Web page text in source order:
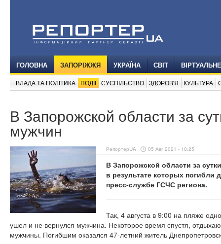
ГОЛОВНА ЗАПОРІЖЖЯ УКРАЇНА СВІТ
ВЛАДА ТА ПОЛІТИКА ПОДІЇ СУСПІЛЬСТВО ЗДОРОВ'Я КУЛЬТУРА
В Запорожской области за
мужчин
РепортерUA 05 Авг 2021 - 10:25
В Запорожской области за
в результате которых
пресс-службе ГСЧС региона.
Так, 4 августа в 9:00 на пляже
ушел и не вернулся мужчина. Некоторое время спустя,
мужчины. Погибшим оказался 47-летний житель